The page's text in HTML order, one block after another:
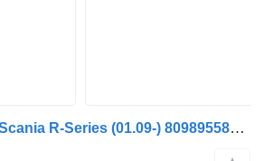
Хидроусилвател Scania R-Series (01.09-) 8098955872 за влекач Scania P,G,R,T-series (2004-2017)